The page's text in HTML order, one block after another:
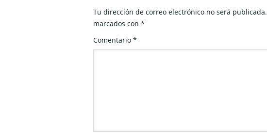
Tu dirección de correo electrónico no será publicada.
marcados con *
Comentario *